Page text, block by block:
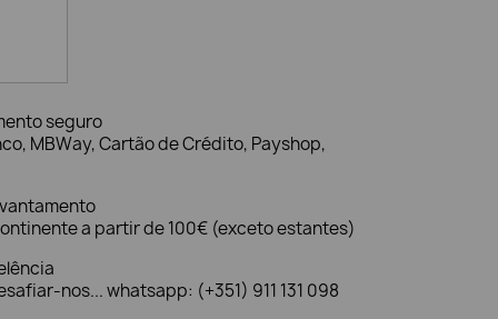
seguro
MBWay, Cartão de Crédito, Payshop,
a partir de 100€ (exceto estantes)
nos... whatsapp: (+351) 911 131 098